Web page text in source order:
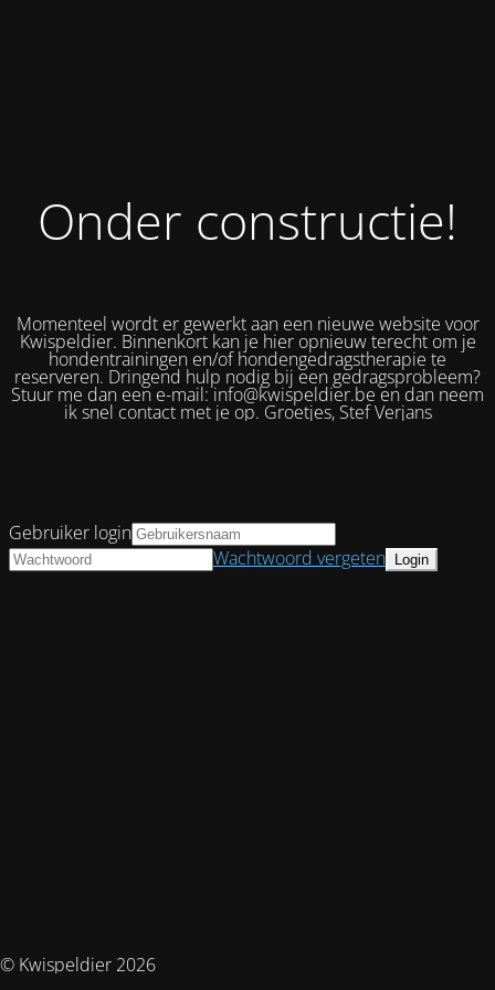
Onder constructie!
Momenteel wordt er gewerkt aan een nieuwe website voor
Kwispeldier. Binnenkort kan je hier opnieuw terecht om je
hondentrainingen en/of hondengedragstherapie te
reserveren. Dringend hulp nodig bij een gedragsprobleem?
Stuur me dan een e-mail: info@kwispeldier.be en dan neem
ik snel contact met je op. Groetjes, Stef Verjans
© Kwispeldier 2026
Gebruiker login
Wachtwoord vergeten